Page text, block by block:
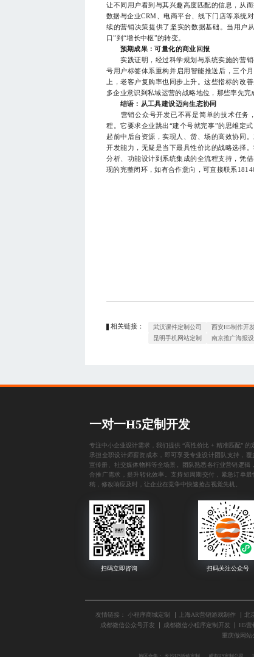
让不同用户看到与其兴趣高度匹配的信息，从
数据与企业CRM、电商平台、线下门店等系统
续的营销决策提供了坚实的数据基础。当用户
口”到“增长中枢”的转变。
预期成果：可量化的商业回报
实践证明，经过科学规划与系统实施的营销
号用户标签体系重构并启用智能推送后，三个
上，老客户复购率也同步上升。这些指标的改
多企业意识到私域运营的战略地位，那些率先
结语：从工具建设迈向生态协同
营销公众号开发已不再是简单的技术任务，
程。它要求企业跳出“建个号就完事”的思维定
起前中后台资源，实现人、货、场的高效协同
开发能力，无疑是当下最具性价比的战略选择
分析、功能设计到系统集成的全流程支持，凭
现的完整闭环，如有合作意向，可直接联系
相关链接： 武汉课件定制公司 西安H5制作开
昆明手机网站定制
南京推广海报
一对一H5定制开发
专注中小企业设计需求，我们提供 “高性价比 + 精准匹配” 的
承担全职设计师薪资成本，即可享受专业设计团队支持，覆
宣传册、社交媒体物料等全场景。团队熟悉各行业营销逻辑
合推广需求，提升转化效率。支持短周期交付，紧急订单最
稿，修改响应及时，让企业在竞争中快速抢占视觉先机。
友情链接： 小程序商城定制 上海AR营销游戏制作 北
成都微信公众号开发
成都微信小程序定制开发 H5
重庆做网站